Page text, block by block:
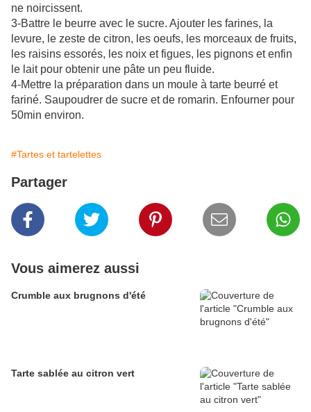
ne noircissent.
3-Battre le beurre avec le sucre. Ajouter les farines, la
levure, le zeste de citron, les oeufs, les morceaux de fruits,
les raisins essorés, les noix et figues, les pignons et enfin
le lait pour obtenir une pâte un peu fluide.
4-Mettre la préparation dans un moule à tarte beurré et
fariné. Saupoudrer de sucre et de romarin. Enfourner pour
50min environ.
#Tartes et tartelettes
Partager
Vous aimerez aussi
Crumble aux brugnons d'été
Tarte sablée au citron vert